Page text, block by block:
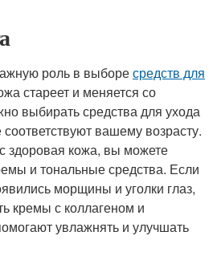
роль в выборесредств для
стареет и меняется со
выбирать средства для ухода
вашему возрасту.
здоровая кожа, вы можете
и тональные средства. Если
морщины и уголки глаз,
кремы с коллагеном и
увлажнять и улучшать